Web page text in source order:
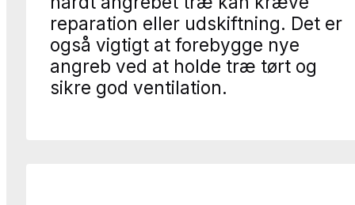
reparation eller udskiftning. Det er
også vigtigt at forebygge nye
angreb ved at holde træ tørt og
sikre god ventilation.